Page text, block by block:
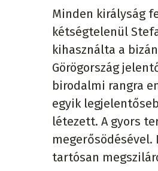
Minden királyság
kétségtelenül
kihasználta a
Görögország
birodalmi rangra
egyik
létezett. A gyors
tartósan